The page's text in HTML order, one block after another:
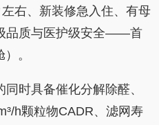
右、新装修急入住、有母
品质与医护级安全——首
。
时具备催化分解除醛、
h颗粒物CADR、滤网寿